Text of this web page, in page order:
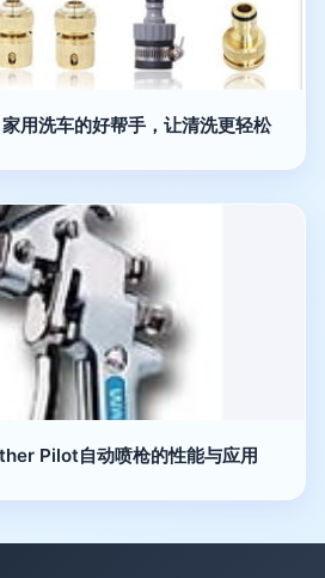
用洗车的好帮手，让清洗更轻松
Pilot自动喷枪的性能与应用